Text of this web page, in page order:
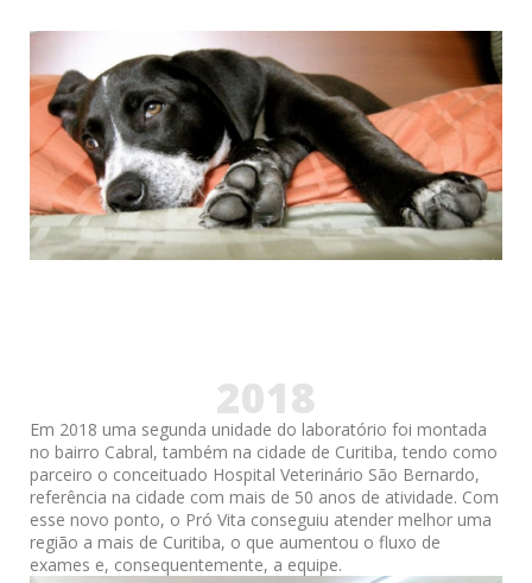
2018
Em 2018 uma segunda unidade do laboratório foi montada
no bairro Cabral, também na cidade de Curitiba, tendo como
parceiro o conceituado Hospital Veterinário São Bernardo,
referência na cidade com mais de 50 anos de atividade. Com
esse novo ponto, o Pró Vita conseguiu atender melhor uma
região a mais de Curitiba, o que aumentou o fluxo de
exames e, consequentemente, a equipe.